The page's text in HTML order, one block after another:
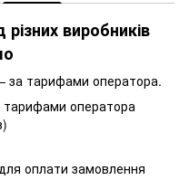
різних виробників
за тарифами оператора.
тарифами оператора
оплати замовлення